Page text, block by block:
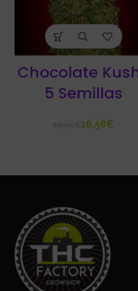
Chocolate
5 Semillas
16,58€